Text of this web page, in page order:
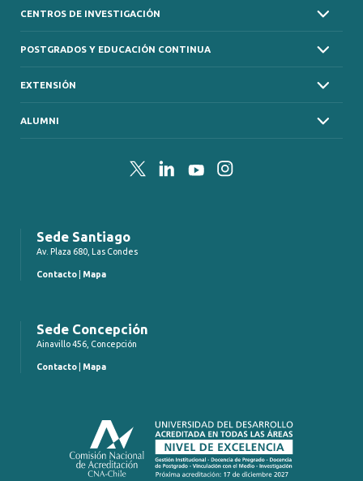
CENTROS DE INVESTIGACIÓN
POSTGRADOS Y EDUCACIÓN CONTINUA
EXTENSIÓN
ALUMNI
TwitterLinkedInYouTubeInstagram
Sede Santiago
Av. Plaza 680, Las Condes
Contacto Mapa
Sede Concepción
Ainavillo 456, Concepción
Contacto Mapa